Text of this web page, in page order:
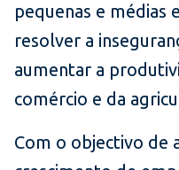
pequenas e médias
resolver a
aumentar a
comércio e da
Com o objectivo de